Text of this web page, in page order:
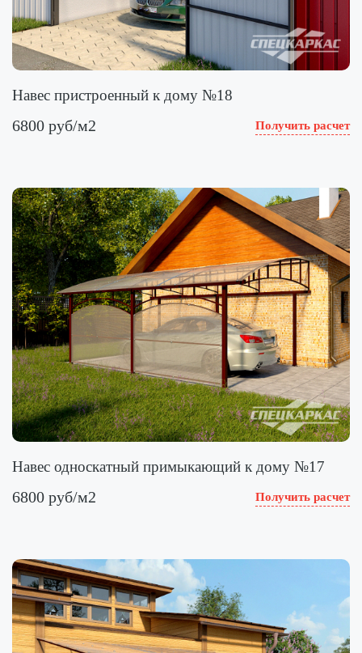
Навес пристроенный к дому №18
6800 руб/м2 Получить расчет
Навес односкатный примыкающий к дому №17
6800 руб/м2 Получить расчет